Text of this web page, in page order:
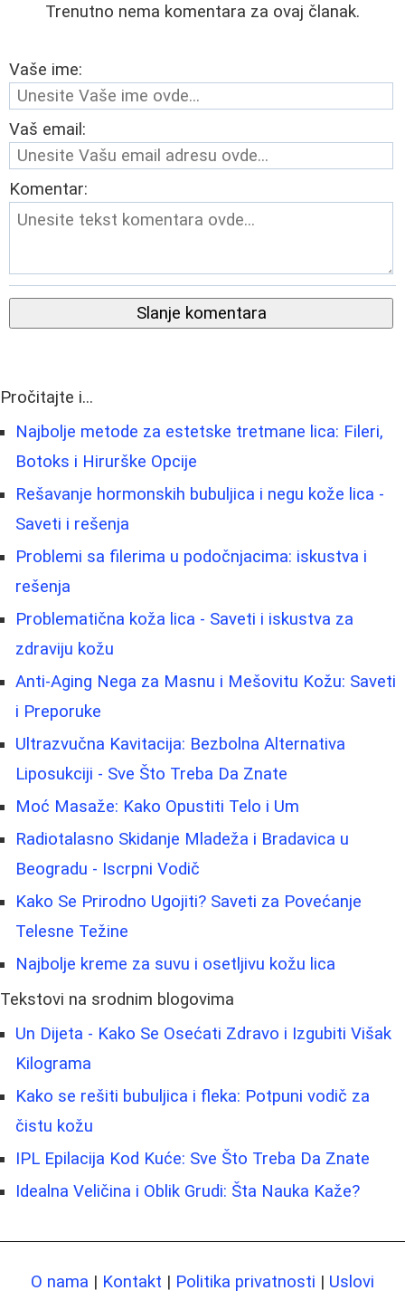
Trenutno nema komentara za ovaj članak.
Vaše ime:
Vaš email:
Komentar:
Slanje komentara
Pročitajte i...
Najbolje metode za estetske tretmane lica: Fileri,
Botoks i Hirurške Opcije
Rešavanje hormonskih bubuljica i negu kože lica -
Saveti i rešenja
Problemi sa filerima u podočnjacima: iskustva i
rešenja
Problematična koža lica - Saveti i iskustva za
zdraviju kožu
Anti-Aging Nega za Masnu i Mešovitu Kožu: Saveti
i Preporuke
Ultrazvučna Kavitacija: Bezbolna Alternativa
Liposukciji - Sve Što Treba Da Znate
Moć Masaže: Kako Opustiti Telo i Um
Radiotalasno Skidanje Mladeža i Bradavica u
Beogradu - Iscrpni Vodič
Kako Se Prirodno Ugojiti? Saveti za Povećanje
Telesne Težine
Najbolje kreme za suvu i osetljivu kožu lica
Tekstovi na srodnim blogovima
Un Dijeta - Kako Se Osećati Zdravo i Izgubiti Višak
Kilograma
Kako se rešiti bubuljica i fleka: Potpuni vodič za
čistu kožu
IPL Epilacija Kod Kuće: Sve Što Treba Da Znate
Idealna Veličina i Oblik Grudi: Šta Nauka Kaže?
O nama | Kontakt | Politika privatnosti | Uslovi